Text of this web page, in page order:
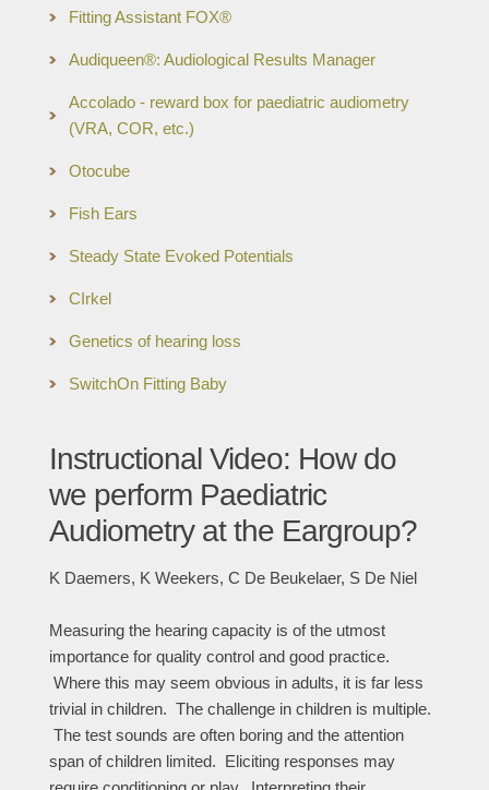
Fitting Assistant FOX®
Audiqueen®: Audiological Results Manager
Accolado - reward box for paediatric audiometry
(VRA, COR, etc.)
Otocube
Fish Ears
Steady State Evoked Potentials
CIrkel
Genetics of hearing loss
SwitchOn Fitting Baby
Instructional Video: How do
we perform Paediatric
Audiometry at the Eargroup?
K Daemers, K Weekers, C De Beukelaer, S De Niel
Measuring the hearing capacity is of the utmost
importance for quality control and good practice.
Where this may seem obvious in adults, it is far less
trivial in children. The challenge in children is multiple.
The test sounds are often boring and the attention
span of children limited. Eliciting responses may